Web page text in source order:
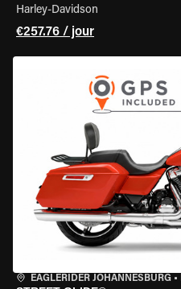
Harley-Davidson
€257.76 / jour
EAGLERIDER JOHANNESBURG •